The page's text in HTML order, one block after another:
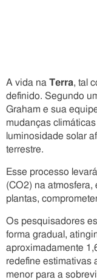
A vida na Terra, tal
definido. Segundo
Graham e sua
mudanças
luminosidade solar
terrestre.
Esse processo
(CO2) na
plantas,
Os pesquisadores
forma gradual,
aproximadamente
redefine estimativas
menor para a